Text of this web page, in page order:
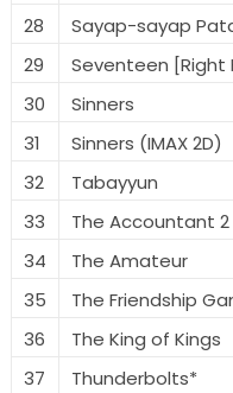
28
Sayap-sayap
29
Seventeen [Right
30
Sinners
31
Sinners (IMAX 2D)
32
Tabayyun
33
The Accountant 2
34
The Amateur
35
The Friendship
36
The King of Kings
37
Thunderbolts*